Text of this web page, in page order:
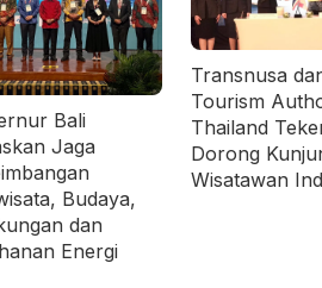
Bali
Jaga
Budaya,
dan
Energi
Transnusa
Tourism
Thailand
Dorong
Wisatawan